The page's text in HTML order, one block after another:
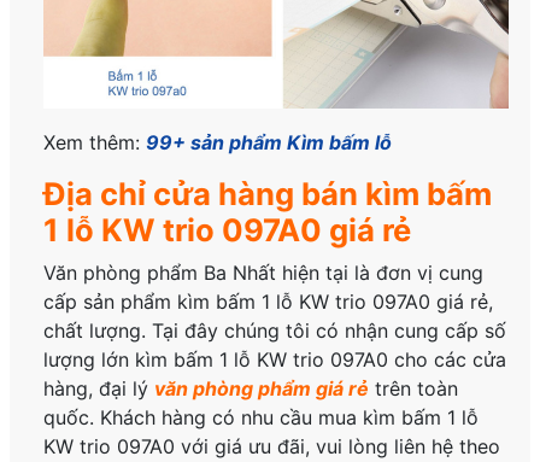
Xem thêm:99+ sản phẩm Kìm bấm lỗ
Địa chỉ cửa hàng bán kìm bấm
1 lỗ KW trio 097A0 giá rẻ
Văn phòng phẩm Ba Nhất hiện tại là đơn vị cung
cấp sản phẩm kìm bấm 1 lỗ KW trio 097A0 giá rẻ,
chất lượng. Tại đây chúng tôi có nhận cung cấp số
lượng lớn kìm bấm 1 lỗ KW trio 097A0 cho các cửa
hàng, đại lý văn phòng phẩm giá rẻ trên toàn
quốc. Khách hàng có nhu cầu mua kìm bấm 1 lỗ
KW trio 097A0 với giá ưu đãi, vui lòng liên hệ theo